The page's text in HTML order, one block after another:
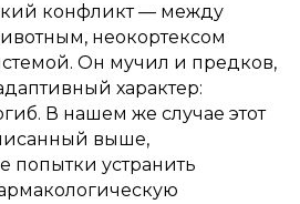
конфликт — между
неокортексом
Он мучил и предков,
характер:
В нашем же случае этот
выше,
попытки устранить